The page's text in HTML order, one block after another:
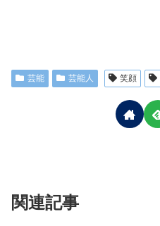
芸能 芸能人 笑顔
関連記事